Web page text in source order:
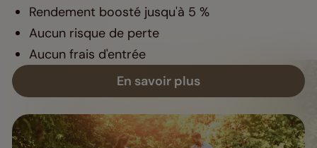
Rendement boosté jusqu'à 5 %
Aucun risque de perte
Aucun frais d'entrée
En savoir plus